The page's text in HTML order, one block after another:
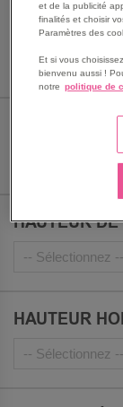
NB
HAUTEUR DE
HAUTEUR
et de la publicité
finalités et choisir
Paramètres des
Et si vous
bienvenu aussi !
notre politique de